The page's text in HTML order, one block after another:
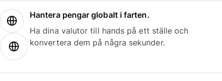
Hantera pengar globalt i farten.
Ha dina valutor till hands på ett ställe och
konvertera dem på några sekunder.